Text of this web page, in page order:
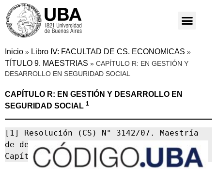
Inicio » Libro IV: FACULTAD DE CS. ECONOMICAS »
TÍTULO 9. MAESTRIAS » CAPÍTULO R: EN GESTIÓN Y
DESARROLLO EN SEGURIDAD SOCIAL
CAPÍTULO R: EN GESTIÓN Y DESARROLLO EN
SEGURIDAD SOCIAL 1
[1] Resolución (CS) N° 3142/07. Maestría
de dependencia compartida, cítese como
Capítulo N CÓDIGO.UBA XII-21.